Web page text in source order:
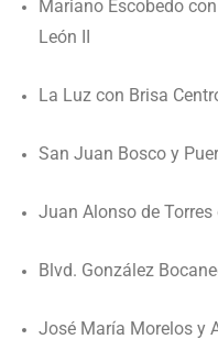
Mariano Escobedo
León II
La Luz con Brisa
San Juan Bosco y
Juan Alonso de Torres
Blvd. González
José María Morelos y